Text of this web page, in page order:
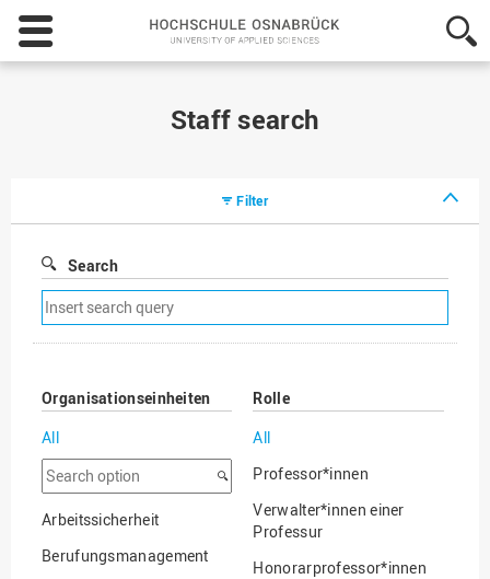
Hochschule
Osnabrück
-
Staff search
Filter
Search
Remove
search
filter
Organisationseinheiten
All
Search
option
Arbeitssicherheit
Berufungsmanagement
Rolle
All
Professor*innen
Verwalter*innen einer
Professur
Honorarprofessor*innen